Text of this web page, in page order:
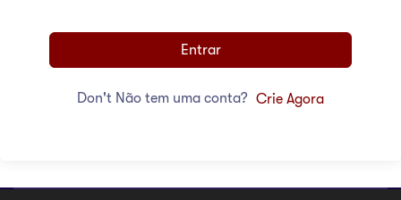
Entrar
Don't Não tem uma conta? Crie Agora